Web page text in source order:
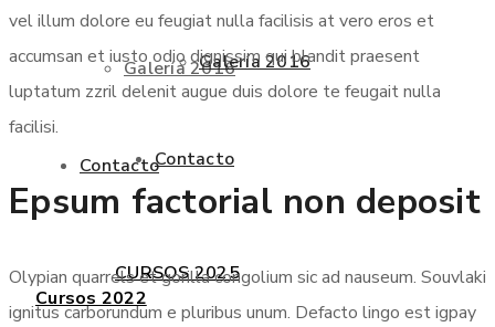
Galería 2016
Contacto
Cursos 2022
Galería 2016
Contacto
CURSOS 2025
vel illum dolore eu feugiat nulla facilisis at vero eros et
accumsan et iusto odio dignissim qui blandit praesent
luptatum zzril delenit augue duis dolore te feugait nulla
facilisi.
Epsum factorial non deposit
Olypian quarrels et gorilla congolium sic ad nauseum. Souvlaki
ignitus carborundum e pluribus unum. Defacto lingo est igpay